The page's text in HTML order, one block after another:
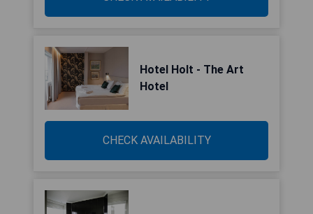
Hotel Holt - The Art
Hotel
CHECK AVAILABILITY